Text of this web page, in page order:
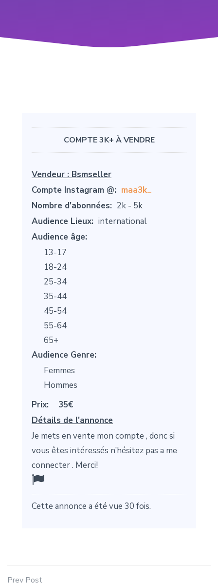
COMPTE 3K+ À VENDRE
Vendeur : Bsmseller
Compte Instagram @: maa3k_
Nombre d'abonnées: 2k - 5k
Audience Lieux: international
Audience âge:
13-17
18-24
25-34
35-44
45-54
55-64
65+
Audience Genre:
Femmes
Hommes
Prix:
35€
Détails de l'annonce
Je mets en vente mon compte , donc si
vous êtes intéressés n’hésitez pas a me
connecter . Merci!
Cette annonce a été vue 30 fois.
Prev Post